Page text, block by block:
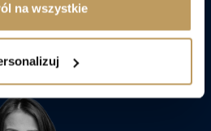
na wszystkie
z doradcą